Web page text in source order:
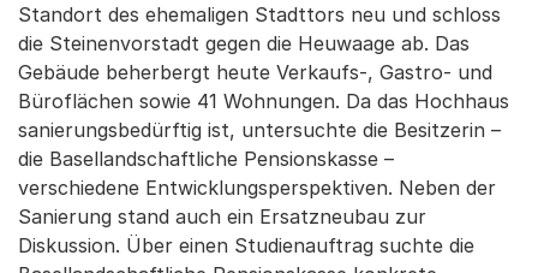
Standort des ehemaligen Stadttors neu und schloss
die Steinenvorstadt gegen die Heuwaage ab. Das
Gebäude beherbergt heute Verkaufs-, Gastro- und
Büroflächen sowie 41 Wohnungen. Da das Hochhaus
sanierungsbedürftig ist, untersuchte die Besitzerin –
die Basellandschaftliche Pensionskasse –
verschiedene Entwicklungsperspektiven. Neben der
Sanierung stand auch ein Ersatzneubau zur
Diskussion. Über einen Studienauftrag suchte die